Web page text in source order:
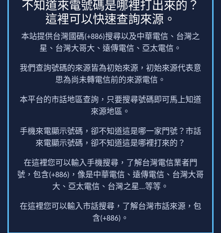
不知道來電號碼是哪裡打出來的？
這裡可以快速查詢來源。
本站提供台灣國碼(+886)搜尋以及中華電信、台灣之
星、台灣大哥大、遠傳電信、亞太電信。
我們查詢號碼的來源皆為初始來源，初始來源代表意
思為尚未轉電信前的來源電信。
本平台的市話地區查詢，只要搜尋號碼即可馬上知道
來源地區。
手機來電顯示號碼，卻不知道這是哪一家門號？市話
來電顯示號碼，卻不知道這是哪裡打來的？
在這裡您可以輸入手機搜尋，了解台灣電信業者門
號，包含(+886)，像是中華電信、遠傳電信、台灣大哥
大、亞太電信、台灣之星...等等。
在這裡您可以輸入市話搜尋，了解台灣市話來源，包
含(+886)。